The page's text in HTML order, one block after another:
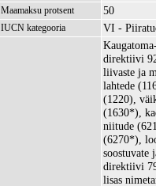
Maamaksu protsent 50
IUCN kategooria VI -
direktiivi
liivaste ja
lahtede
(1220),
(1630*),
niitude
(6270*),
soostuvate
direktiivi
lisas